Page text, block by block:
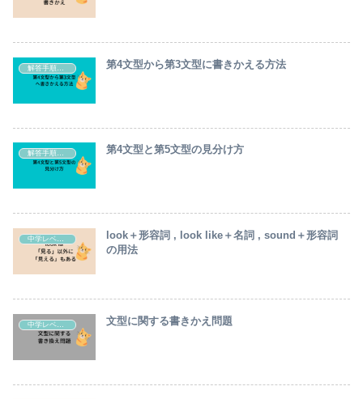
第4文型から第3文型に書きかえる方法
解答手順・テクニック 第4文型と第5文型の見分け方
中学レベル英語の解説
look＋形容詞 , look like＋名詞 , sound＋形容詞
の用法
文型に関する書きかえ問題